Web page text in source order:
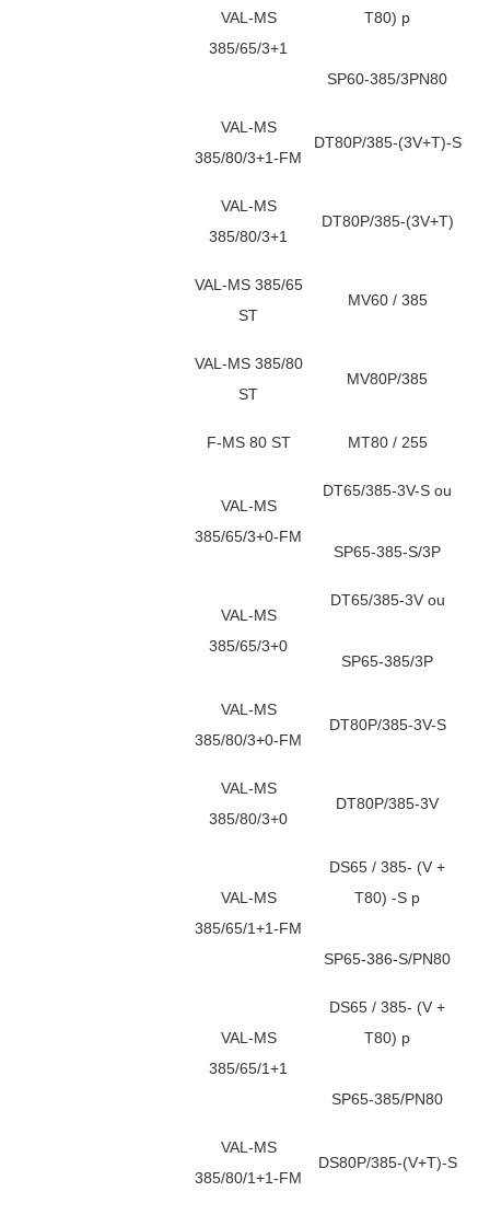
VAL-MS
385/65/3+1
T80) p
SP60-385/3PN80
VAL-MS
385/80/3+1-FM
DT80P/385-(3V+T)-S
VAL-MS
385/80/3+1
DT80P/385-(3V+T)
VAL-MS 385/65
ST
MV60 / 385
VAL-MS 385/80
ST
MV80P/385
F-MS 80 ST MT80 / 255
VAL-MS
385/65/3+0-FM
DT65/385-3V-S ou
SP65-385-S/3P
VAL-MS
385/65/3+0
DT65/385-3V ou
SP65-385/3P
VAL-MS
385/80/3+0-FM
DT80P/385-3V-S
VAL-MS
385/80/3+0
DT80P/385-3V
VAL-MS
385/65/1+1-FM
DS65 / 385- (V +
T80) -S p
SP65-386-S/PN80
VAL-MS
385/65/1+1
DS65 / 385- (V +
T80) p
SP65-385/PN80
VAL-MS
385/80/1+1-FM
DS80P/385-(V+T)-S